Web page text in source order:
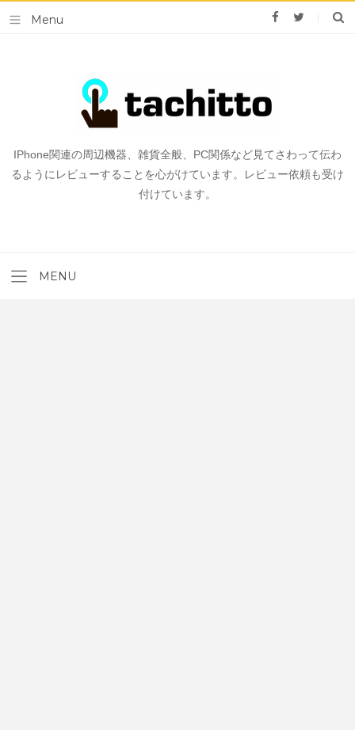
IPhone関連の周辺機器、雑貨全般、PC関係など見てさわって伝わ
るようにレビューすることを心がけています。レビュー依頼も受け
付けています。